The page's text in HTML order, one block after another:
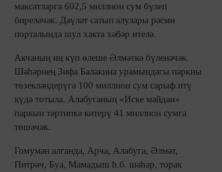
максатларга 602,5 миллион сум бүлеп
биреләчәк. Дәүләт сатып алулары рәсми
порталында шул хакта хәбәр ителә.
Акчаның иң күп өлеше Әлмәткә бүленәчәк.
Шәһәрнең Зифа Балакина урамындагы паркны
төзекләндерүгә 100 миллион сум сарыф итү
күдә тотыла. Алабуганың «Иске мәйдан»
паркын тәртипкә китерү 41 миллион сумга
төшәчәк.
Гомумән алганда, Арча, Алабуга, Әлмәт,
Питрәч, Буа, Мамадыш һ.б. шәһәр, торак